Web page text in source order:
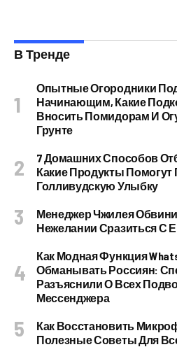
В Тренде
Опытные Огородники
Начинающим, Какие
Вносить Помидорам И
Грунте
7 Домашних Способов
Какие Продукты Помогут
Голливудскую Улыбку
Менеджер Чжилея
Нежелании Сразиться С
Как Модная Функция
Обманывать Россиян:
Разъяснили О Всех
Мессенджера
Как Восстановить
Полезные Советы Для